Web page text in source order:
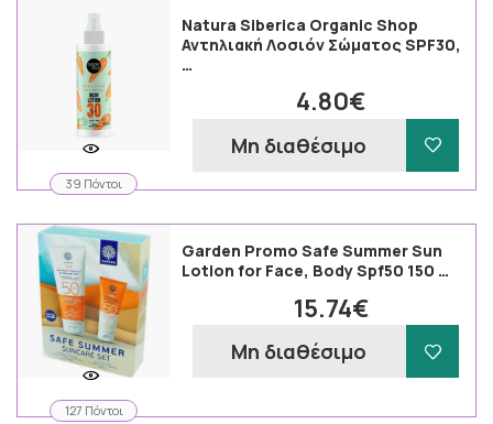
39 Πόντοι
Natura Siberica Organic Shop
Αντηλιακή Λοσιόν Σώματος SPF30,
…
4.80€
Μη διαθέσιμο
127 Πόντοι
Garden Promo Safe Summer Sun
Lotion for Face, Body Spf50 150 …
15.74€
Μη διαθέσιμο